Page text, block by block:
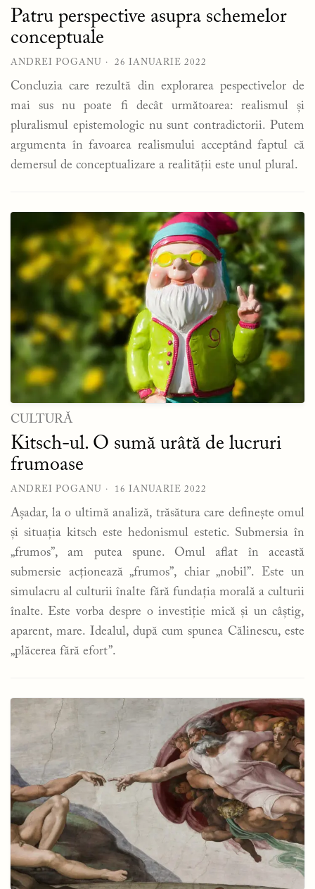
Patru perspective asupra schemelor
conceptuale
ANDREI POGANU 26 IANUARIE 2022
Concluzia care rezultă din explorarea pespectivelor de
mai sus nu poate fi decât următoarea: realismul și
pluralismul epistemologic nu sunt contradictorii. Putem
argumenta în favoarea realismului acceptând faptul că
demersul de conceptualizare a realității este unul plural.
CULTURĂ
Kitsch-ul. O sumă urâtă de lucruri
frumoase
ANDREI POGANU 16 IANUARIE 2022
Așadar, la o ultimă analiză, trăsătura care definește omul
și situația kitsch este hedonismul estetic. Submersia în
„frumos”, am putea spune. Omul aflat în această
submersie acționează „frumos”, chiar „nobil”. Este un
simulacru al culturii înalte fără fundația morală a culturii
înalte. Este vorba despre o investiție mică și un câștig,
aparent, mare. Idealul, după cum spunea Călinescu, este
„plăcerea fără efort”.